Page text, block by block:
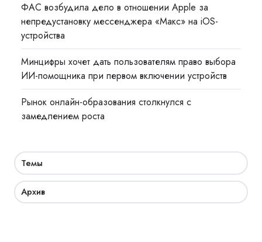
ФАС возбудила дело в отношении Apple за
непредустановку мессенджера «Макс» на iOS-
устройства
Минцифры хочет дать пользователям право выбора
ИИ-помощника при первом включении устройств
Рынок онлайн-образования столкнулся с
замедлением роста
Темы
Архив